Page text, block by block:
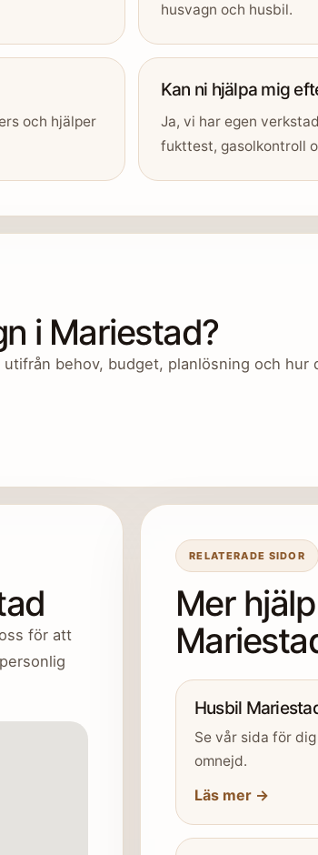
husvagn och husbil.
och hjälper
Kan ni hjälpa mig
Ja, vi har egen
fukttest, gasolkontroll
i Mariestad?
behov, budget, planlösning och
för att
RELATERADE SIDOR
Mer
Husbil
Se vår sida för
omnejd.
Läs mer →